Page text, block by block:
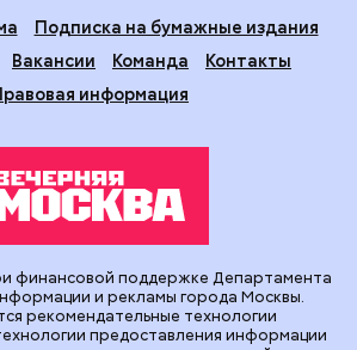
Подписка на бумажные издания
Вакансии Команда
Контакты
информация
финансовой поддержке Департамента
и рекламы города Москвы.
рекомендательные технологии
предоставления информации